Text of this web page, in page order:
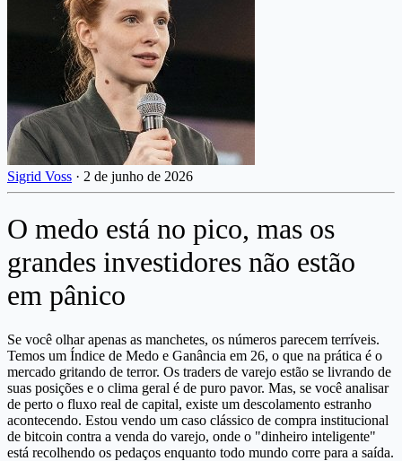
Sigrid Voss · 2 de junho de 2026
O medo está no pico, mas os
grandes investidores não estão
em pânico
Se você olhar apenas as manchetes, os números parecem terríveis.
Temos um Índice de Medo e Ganância em 26, o que na prática é o
mercado gritando de terror. Os traders de varejo estão se livrando de
suas posições e o clima geral é de puro pavor. Mas, se você analisar
de perto o fluxo real de capital, existe um descolamento estranho
acontecendo. Estou vendo um caso clássico de compra institucional
de bitcoin contra a venda do varejo, onde o "dinheiro inteligente"
está recolhendo os pedaços enquanto todo mundo corre para a saída.